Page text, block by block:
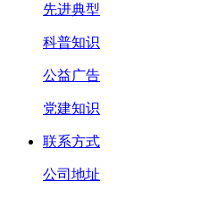
先进典型
科普知识
公益广告
党建知识
联系方式
公司地址